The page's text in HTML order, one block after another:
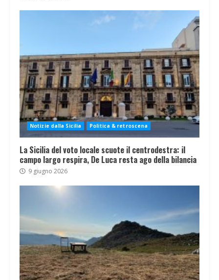
Notizie dalla Sicilia Politica & retroscena
La Sicilia del voto locale scuote il centrodestra: il
campo largo respira, De Luca resta ago della bilancia
9 giugno 2026